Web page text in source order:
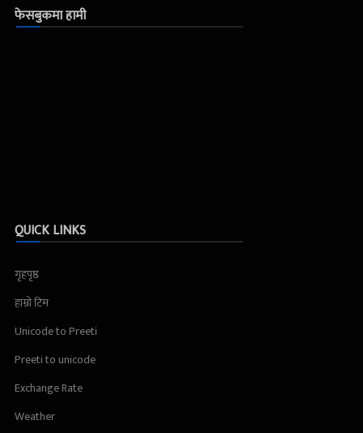
फेसबुकमा हामी
QUICK LINKS
गृहपृष्ठ
हाम्रो टिम
Unicode to Preeti
Preeti to unicode
Exchange Rate
Weather